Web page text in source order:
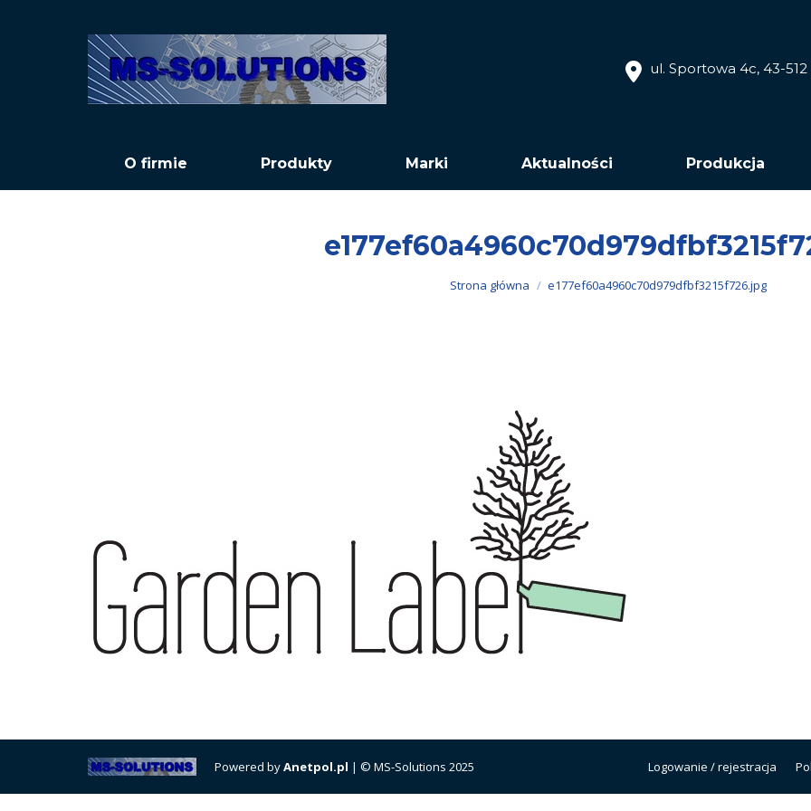
ul. Sportowa 4c, 43-
O firmie Produkty Marki Aktualności Produkcja
Jesteś tutaj:
Strona główna e177ef60a4960c70d979dfbf3215f726.jpg
Powered byAnetpol.pl | © MS-Solutions 2025 Logowanie / rejestracja